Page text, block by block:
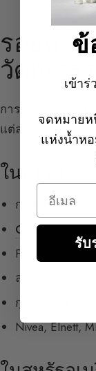
รอยพิม
วัฒนธรรม
การเดินทางทางสั
แต่ละภูมิภาค :
ในยุโรป
กลิ่นเด็กทารก :
Cologne: น้ำห
Fougère : น้ำ
ลาเวนเดอร์ :
กุหลาบ : อ้างอิง
Nivea, Elnett,
ข้
เข้า
จดหมายห
แห่งน้ำห
Email
รับ